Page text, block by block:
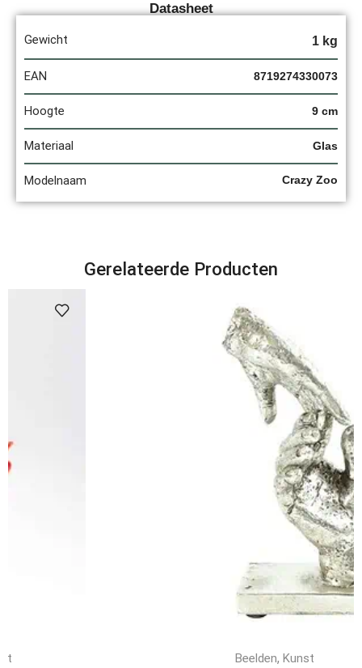
Datasheet
Gewicht 1 kg
EAN 8719274330073
Hoogte 9 cm
Materiaal Glas
Modelnaam Crazy Zoo
Gerelateerde Producten